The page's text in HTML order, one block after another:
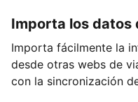
Importa los datos
Importa fácilmente la
desde otras webs de
con la sincronización